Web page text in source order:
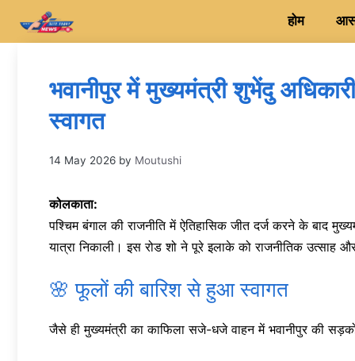
होम
भवानीपुर में मुख्यमंत्री शुभेंदु
स्वागत
14 May 2026 by Moutushi
कोलकाता:
पश्चिम बंगाल की राजनीति में ऐतिहासिक जीत दर्ज करने के बाद
यात्रा निकाली। इस रोड शो ने पूरे इलाके को राजनीतिक उत्साह
🌸 फूलों की बारिश से हुआ स्वागत
जैसे ही मुख्यमंत्री का काफिला सजे-धजे वाहन में भवानीपुर की